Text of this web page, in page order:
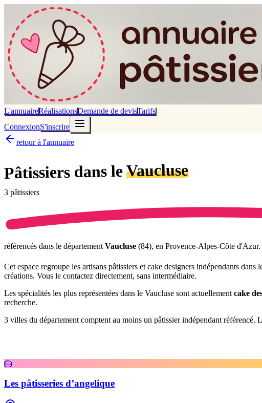
L'annuaireRéalisationsDemande de devisTarifs
ConnexionS'inscrire
retour à l'annuaire
Pâtissiers dans leVaucluse
3 pâtissiers
référencés dans le département Vaucluse (84), en Provence-Alpes-Côte d'Azur.
Cet espace regroupe les artisans pâtissiers et cake designers indépendants dans
créations. Vous le contactez directement, sans intermédiaire.
Les spécialités les plus représentées dans le Vaucluse sont actuellement cake
recherche.
3 villes du département comptent au moins un pâtissier indépendant référencé.
🎂
Les pâtisseries d’angelique